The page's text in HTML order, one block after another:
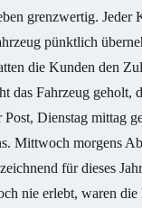
grenzwertig. Jeder
pünktlich
die Kunden den
das Fahrzeug geholt,
Dienstag mittag
Mittwoch morgens
für dieses
nie erlebt, waren die